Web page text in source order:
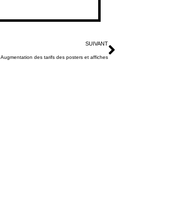
SUIVANT
Augmentation des tarifs des posters et affiches